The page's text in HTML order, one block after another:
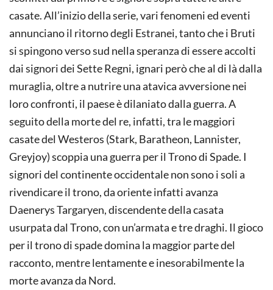
casate. All’inizio della serie, vari fenomeni ed eventi
annunciano il ritorno degli Estranei, tanto che i Bruti
si spingono verso sud nella speranza di essere accolti
dai signori dei Sette Regni, ignari però che al di là dalla
muraglia, oltre a nutrire una atavica avversione nei
loro confronti, il paese è dilaniato dalla guerra. A
seguito della morte del re, infatti, tra le maggiori
casate del Westeros (Stark, Baratheon, Lannister,
Greyjoy) scoppia una guerra per il Trono di Spade. I
signori del continente occidentale non sono i soli a
rivendicare il trono, da oriente infatti avanza
Daenerys Targaryen, discendente della casata
usurpata dal Trono, con un’armata e tre draghi. Il gioco
per il trono di spade domina la maggior parte del
racconto, mentre lentamente e inesorabilmente la
morte avanza da Nord.